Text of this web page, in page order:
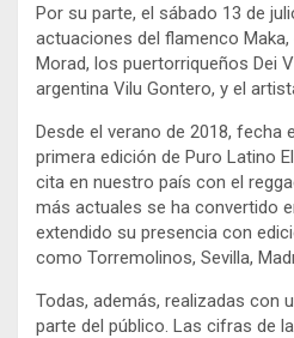
Por su parte, el sábado 13 de
actuaciones del flamenco Maka,
Morad, los puertorriqueños Dei
argentina Vilu Gontero, y el
Desde el verano de 2018, fecha
primera edición de Puro Latino
cita en nuestro país con el
más actuales se ha convertido
extendido su presencia con
como Torremolinos, Sevilla,
Todas, además, realizadas con
parte del público. Las cifras de